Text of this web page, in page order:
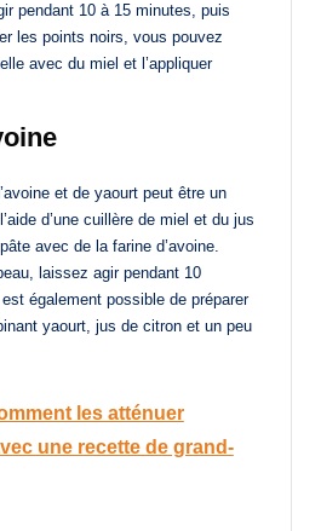
pendant 10 à 15 minutes, puis
les points noirs, vous pouvez
avec du miel et l’appliquer
et de yaourt peut être un
d’une cuillère de miel et du jus
avec de la farine d’avoine.
laissez agir pendant 10
également possible de préparer
yaourt, jus de citron et un peu
les atténuer
une recette de grand-